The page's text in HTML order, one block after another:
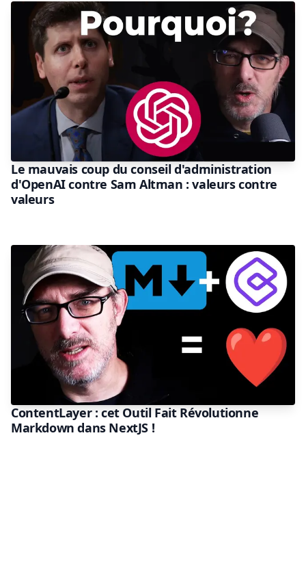
Le mauvais coup du conseil d'administration
d'OpenAI contre Sam Altman : valeurs contre
valeurs
ContentLayer : cet Outil Fait Révolutionne
Markdown dans NextJS !